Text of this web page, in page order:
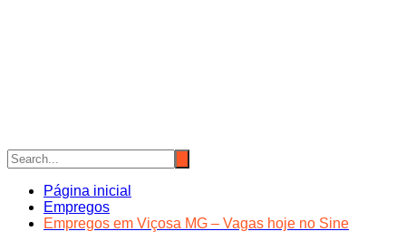
Página inicial
Empregos
Empregos em Viçosa MG – Vagas hoje no Sine